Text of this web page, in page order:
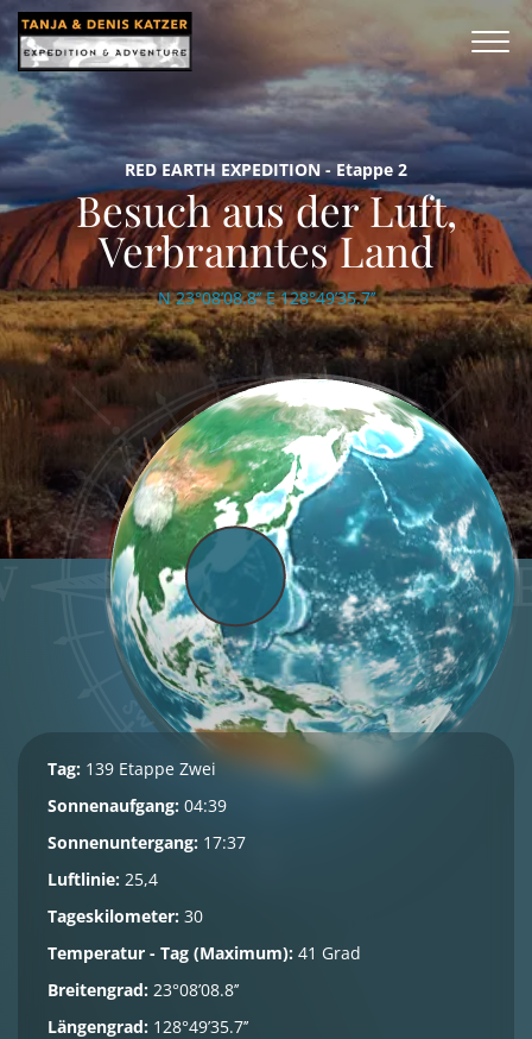
RED EARTH EXPEDITION - Etappe 2
Besuch aus der Luft,
Verbranntes Land
N 23°08’08.8’’ E 128°49’35.7’’
Tag: 139 Etappe Zwei
Sonnenaufgang: 04:39
Sonnenuntergang: 17:37
Luftlinie: 25,4
Tageskilometer: 30
Temperatur - Tag (Maximum): 41 Grad
Breitengrad: 23°08’08.8’’
Längengrad: 128°49’35.7’’